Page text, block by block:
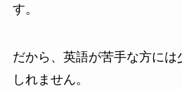
す。
だから、英語が苦手な方には
しれません。